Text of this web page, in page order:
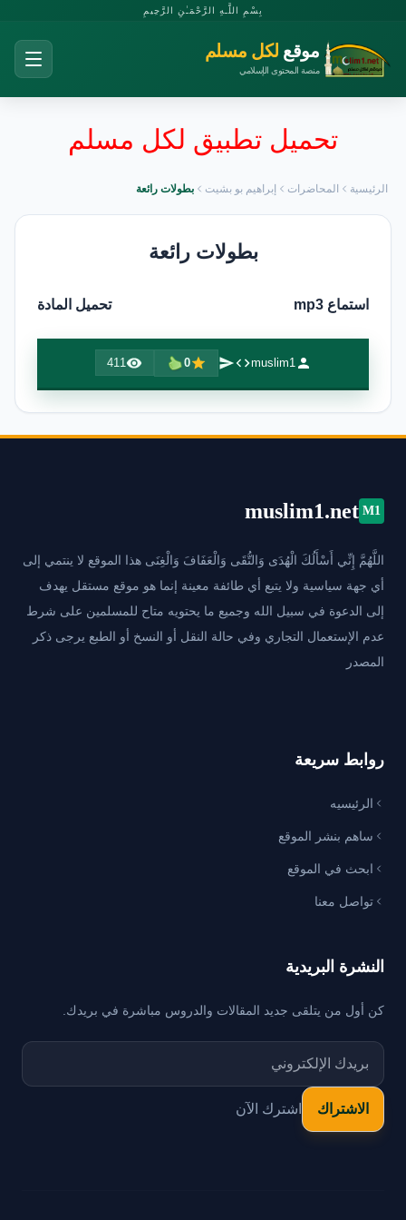
بِسْمِ اللَّـهِ الرَّحْمَـٰنِ الرَّحِيمِ
موقع لكل مسلم
منصة المحتوى الإسلامي
تحميل تطبيق لكل مسلم
الرئيسية المحاضرات إبراهيم بو بشيت بطولات رائعة
بطولات رائعة
استماع mp3 تحميل المادة
muslim1
0
411
M1
muslim1.net
اللَّهُمَّ إِنِّي أَسْأَلُكَ الْهُدَى وَالتُّقَى وَالْعَفَافَ وَالْغِنَى هذا الموقع لا ينتمي إلى
أي جهة سياسية ولا يتبع أي طائفة معينة إنما هو موقع مستقل يهدف
إلى الدعوة في سبيل الله وجميع ما يحتويه متاح للمسلمين على شرط
عدم الإستعمال التجاري وفي حالة النقل أو النسخ أو الطبع يرجى ذكر
المصدر
روابط سريعة
الرئيسيه
ساهم بنشر الموقع
ابحث في الموقع
تواصل معنا
النشرة البريدية
كن أول من يتلقى جديد المقالات والدروس مباشرة في بريدك.
اشترك الآن